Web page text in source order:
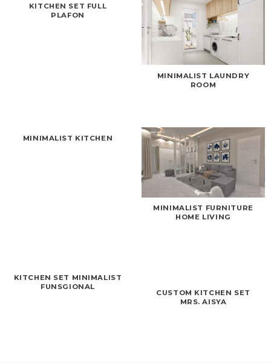
KITCHEN SET FULL
PLAFON
MINIMALIST LAUNDRY
ROOM
MINIMALIST KITCHEN
MINIMALIST FURNITURE
HOME LIVING
KITCHEN SET MINIMALIST
FUNSGIONAL
CUSTOM KITCHEN SET
MRS. AISYA